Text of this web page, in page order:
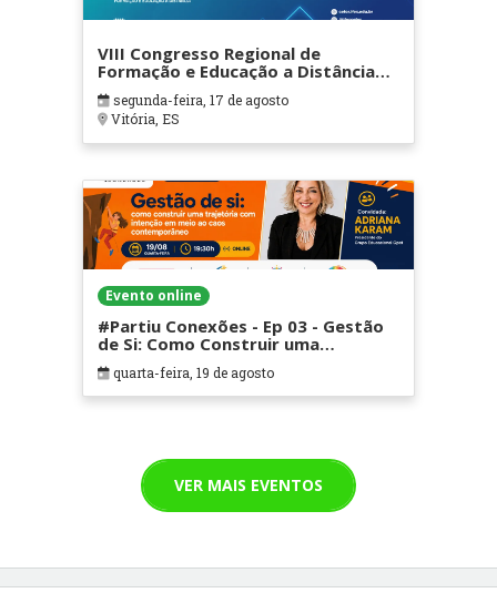
VIII Congresso Regional de
Formação e Educação a Distância
(Concefor)
segunda-feira, 17 de agosto
Vitória, ES
Evento online
#Partiu Conexões - Ep 03 - Gestão
de Si: Como Construir uma
trejetória com intenção em meio ao
caos contemporâneo
quarta-feira, 19 de agosto
VER MAIS EVENTOS